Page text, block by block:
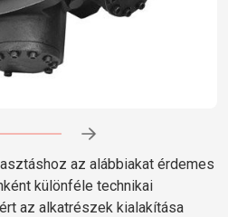
az alábbiakat érdemes
különféle technikai
az alkatrészek kialakítása